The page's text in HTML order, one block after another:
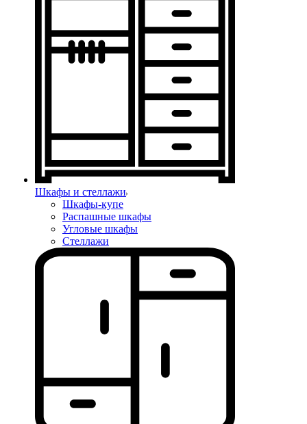
Шкафы и стеллажи
Шкафы-купе
Распашные шкафы
Угловые шкафы
Стеллажи